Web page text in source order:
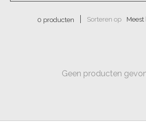
0 producten Sorteren op
Geen producten